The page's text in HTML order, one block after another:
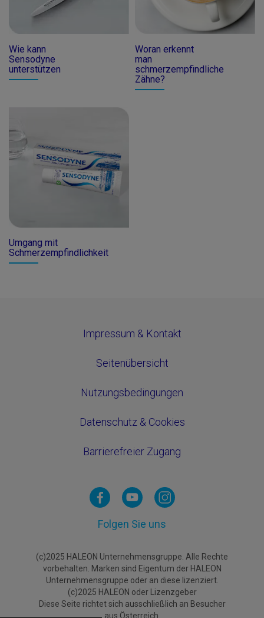
Wie kann
Sensodyne
unterstützen
Woran erkennt
man
schmerzempfindliche
Zähne?
Umgang mit
Schmerzempfindlichkeit
Impressum & Kontakt
Seitenübersicht
Nutzungsbedingungen
Datenschutz & Cookies
Barrierefreier Zugang
Folgen Sie uns
(c)2025 HALEON Unternehmensgruppe. Alle Rechte
vorbehalten. Marken sind Eigentum der HALEON
Unternehmensgruppe oder an diese lizenziert.
(c)2025 HALEON oder Lizenzgeber
Diese Seite richtet sich ausschließlich an Besucher
aus Österreich.